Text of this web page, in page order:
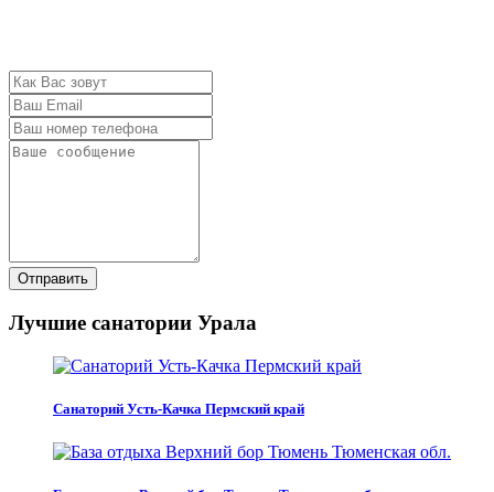
Отправить
Лучшие санатории Урала
Санаторий Усть-Качка Пермский край